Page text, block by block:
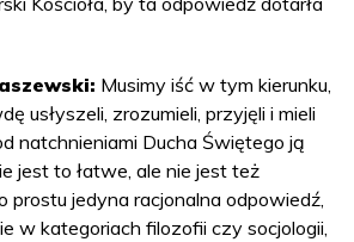
Musimy iść w tym kierunku,
usłyszeli, zrozumieli, przyjęli i mieli
natchnieniami Ducha Świętego ją
jest to łatwe, ale nie jest też
prostu jedyna racjonalna odpowiedź,
w kategoriach filozofii czy socjologii,